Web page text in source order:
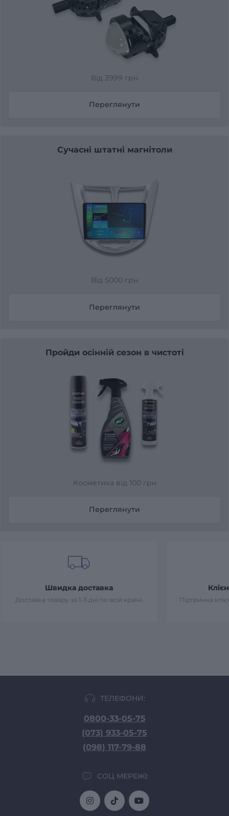
Від 3999 грн
Переглянути
Сучасні штатні магнітоли
Від 5000 грн
Переглянути
Пройди осінній сезон в чистоті
Косметика від 100 грн
Переглянути
Швидка доставка
Доставка товару за 1-3 дні по всій країні Підтримка
ТЕЛЕФОНИ:
0800-33-05-75
(073) 933-05-75
(098) 117-79-88
СОЦ МЕРЕЖІ: